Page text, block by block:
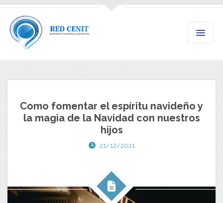
Como fomentar el espíritu navideño y
la magia de la Navidad con nuestros
hijos
21/12/2021